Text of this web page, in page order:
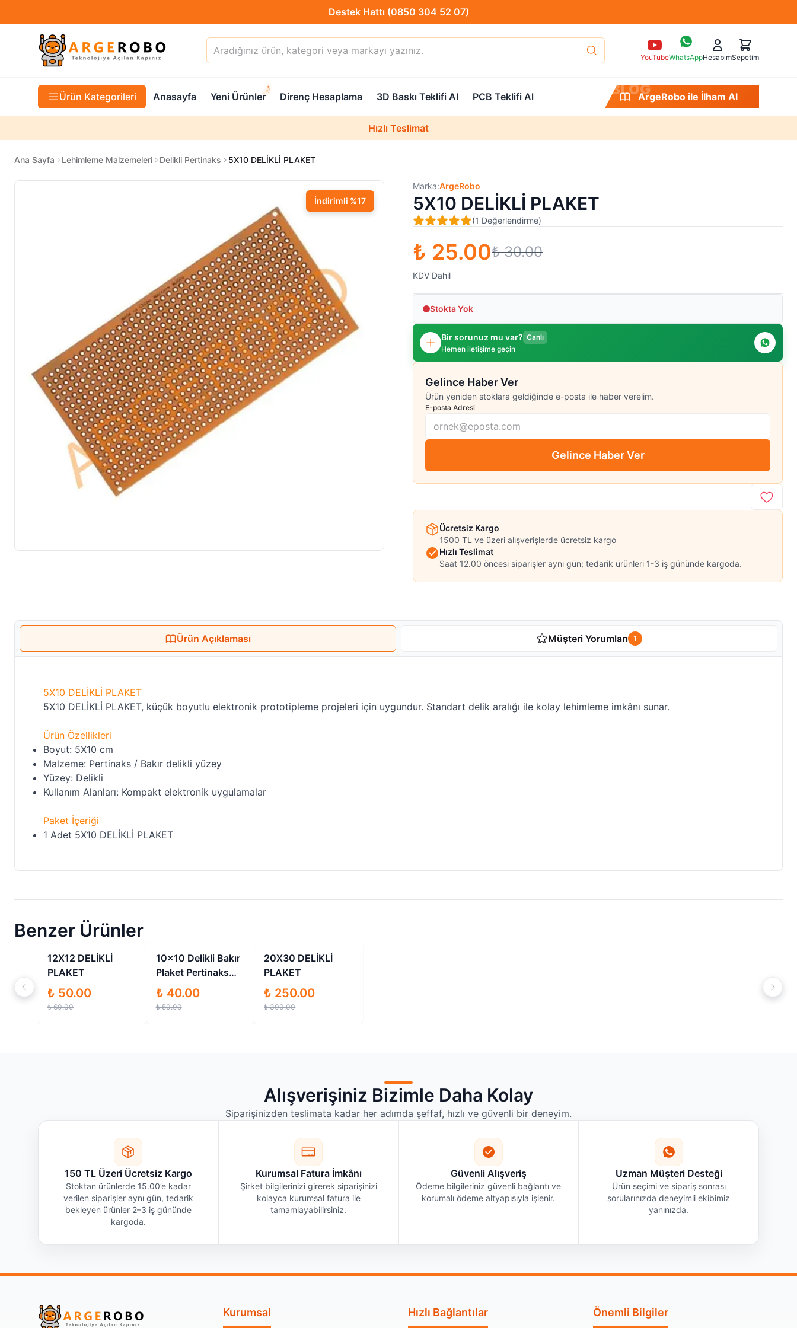
Destek Hattı (0850 304 52 07)
Hızlı Teslimat
YouTubeWhatsAppHesabımSepetim
Ürün Kategorileri Anasayfa Yeni Ürünler Direnç Hesaplama 3D Baskı Teklifi Al PCB Teklifi Al BLOG
ArgeRobo ile Merak Et
Destek Hattı (0850 304 52 07)
Hızlı Teslimat
Ana Sayfa Lehimleme Malzemeleri Delikli Pertinaks 5X10 DELİKLİ PLAKET
İndirimli %17
Marka:ArgeRobo
5X10 DELİKLİ PLAKET
(1 Değerlendirme)
₺ 25.00₺ 30.00
KDV Dahil
Stokta Yok
Bir sorunuz mu var? Canlı
Hemen iletişime geçin
Gelince Haber Ver
Ürün yeniden stoklara geldiğinde e-posta ile haber verelim.
E-posta Adresi
Gelince Haber Ver
Ücretsiz Kargo
1500 TL ve üzeri alışverişlerde ücretsiz kargo
Hızlı Teslimat
Saat 12.00 öncesi siparişler aynı gün; tedarik ürünleri 1-3 iş gününde kargoda.
Ürün Açıklaması Müşteri Yorumları 1
5X10 DELİKLİ PLAKET
5X10 DELİKLİ PLAKET, küçük boyutlu elektronik prototipleme projeleri için uygundur. Standart delik aralığı ile kolay lehimleme imkânı sunar.
Ürün Özellikleri
Boyut: 5X10 cm
Malzeme: Pertinaks / Bakır delikli yüzey
Yüzey: Delikli
Kullanım Alanları: Kompakt elektronik uygulamalar
Paket İçeriği
1 Adet 5X10 DELİKLİ PLAKET
Benzer Ürünler
İndirimli
12X12 DELİKLİ
PLAKET
₺ 50.00
₺ 60.00
İndirimli
10x10 Delikli Bakır
Plaket Pertinaks
10cm - 10cm
₺ 40.00
₺ 50.00
İndirimli
20X30 DELİKLİ
PLAKET
₺ 250.00
₺ 300.00
Alışverişiniz Bizimle Daha Kolay
Siparişinizden teslimata kadar her adımda şeffaf, hızlı ve güvenli bir deneyim.
150 TL Üzeri Ücretsiz Kargo
Stoktan ürünlerde 15.00’e kadar
verilen siparişler aynı gün, tedarik
bekleyen ürünler 2–3 iş gününde
kargoda.
Kurumsal Fatura İmkânı
Şirket bilgilerinizi girerek siparişinizi
kolayca kurumsal fatura ile
tamamlayabilirsiniz.
Güvenli Alışveriş
Ödeme bilgileriniz güvenli bağlantı ve
korumalı ödeme altyapısıyla işlenir.
Uzman Müşteri Desteği
Ürün seçimi ve sipariş sonrası
sorularınızda deneyimli ekibimiz
yanınızda.
Kurumsal Hızlı Bağlantılar Önemli Bilgiler